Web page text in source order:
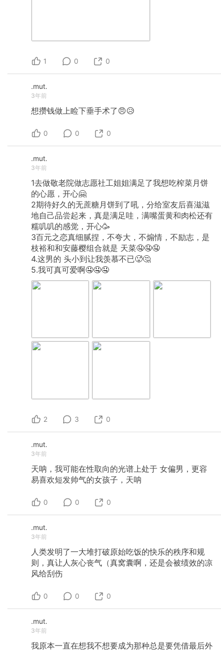
1 0 0
.mut.
3年前
想攒钱做上睑下垂手术了😠😥
0 0 0
.mut.
3年前
1去做敬老院做志愿社工姐姐满足了我想吃榨菜月饼
的心愿，开心🤗
2期待好久的无蔗糖月饼到了吼，分给室友后喜滋滋
地自己品尝起来，真是满足哇，满嘴蛋黄和肉松还有
糯叽叽的感觉，开心🥳
3百元之恋真细腻捏，不夸大，不煽情，不励志，是
枝裕和和安藤樱组合就是 天菜🤤🤤🤤
4.这男的 头小到让我羡慕不已🥵🤔
5.我可真可爱啊🤤🤤🤤
2 3 0
.mut.
3年前
天呐，我可能在性取向的光谱上处于 女偏男，更容
易喜欢短发帅气的女孩子，天呐
0 0 0
.mut.
3年前
人类发明了一大堆打破原始吃饭的快乐的秩序和规
则，真让人灰心丧气（真窝囊啊，还是会被绩效的凉
风给刮伤
0 0 0
.mut.
3年前
我原本一直在想我不想要成为那种总是要凭借最后外